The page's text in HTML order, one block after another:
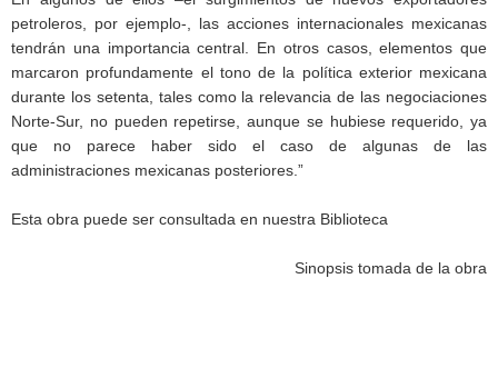
petroleros, por ejemplo-, las acciones internacionales mexicanas
tendrán una importancia central. En otros casos, elementos que
marcaron profundamente el tono de la política exterior mexicana
durante los setenta, tales como la relevancia de las negociaciones
Norte-Sur, no pueden repetirse, aunque se hubiese requerido, ya
que no parece haber sido el caso de algunas de las
administraciones mexicanas posteriores.”
Esta obra puede ser consultada en nuestra Biblioteca
Sinopsis tomada de la obra